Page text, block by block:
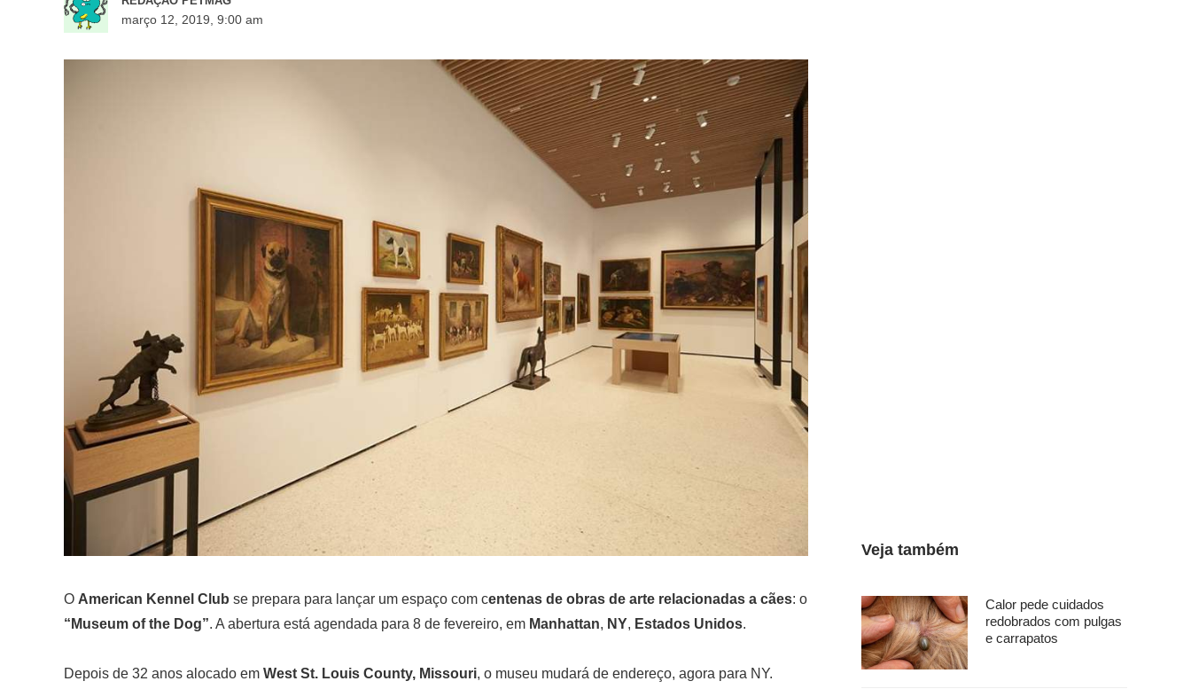
março 12, 2019, 9:00 am
O American Kennel Club se prepara para lançar um espaço com centenas de obras de arte relacionadas a cães: o
“Museum of the Dog”. A abertura está agendada para 8 de fevereiro, em Manhattan, NY, Estados Unidos.
Depois de 32 anos alocado em West St. Louis County, Missouri, o museu mudará de endereço, agora para NY.
Veja também
Calor pede cuidados
redobrados com pulgas
e carrapatos